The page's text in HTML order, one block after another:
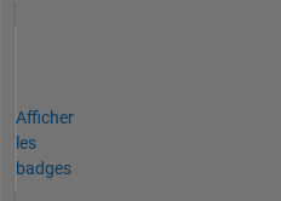
Afficher
les
badges